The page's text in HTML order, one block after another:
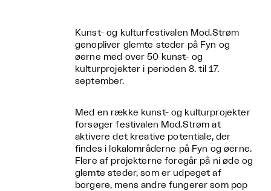
Kunst- og kulturfestivalen Mod.Strøm
genopliver glemte steder på Fyn og
øerne med over 50 kunst- og
kulturprojekter i perioden 8. til 17.
september.
Med en række kunst- og kulturprojekter
forsøger festivalen Mod.Strøm at
aktivere det kreative potentiale, der
findes i lokalområderne på Fyn og øerne.
Flere af projekterne foregår på ni øde og
glemte steder, som er udpeget af
borgere, mens andre fungerer som pop